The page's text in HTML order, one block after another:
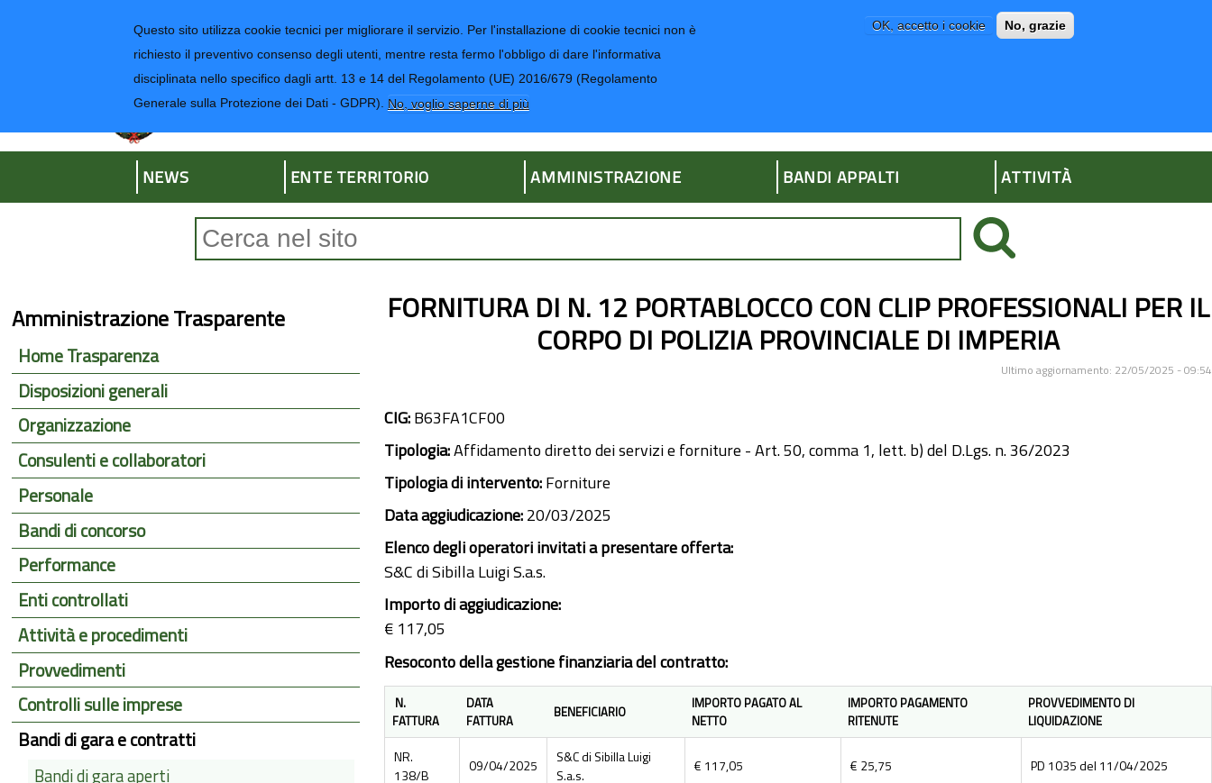
Questo sito utilizza cookie tecnici per migliorare il servizio. Per l'installazione di cookie tecnici non è
richiesto il preventivo consenso degli utenti, mentre resta fermo l'obbligo di dare l'informativa
disciplinata nello specifico dagli artt. 13 e 14 del Regolamento (UE) 2016/679 (Regolamento
Generale sulla Protezione dei Dati - GDPR). No, voglio saperne di più
OK, accetto i cookie No, grazie
Regione Liguria
Provincia di Imperia
NEWS ENTE TERRITORIO AMMINISTRAZIONE BANDI APPALTI ATTIVITÀ
FORNITURA DI N. 12 PORTABLOCCO CON CLIP PROFESSIONALI PER IL
CORPO DI POLIZIA PROVINCIALE DI IMPERIA
Ultimo aggiornamento: 22/05/2025 - 09:54
CIG:B63FA1CF00
Tipologia:Affidamento diretto dei servizi e forniture - Art. 50, comma 1, lett. b) del D.Lgs. n. 36/2023
Tipologia di intervento:Forniture
Data aggiudicazione:20/03/2025
Elenco degli operatori invitati a presentare offerta:
S&C di Sibilla Luigi S.a.s.
Importo di aggiudicazione:
€ 117,05
Resoconto della gestione finanziaria del contratto:
N.
FATTURA
DATA
FATTURA
BENEFICIARIO
IMPORTO PAGATO AL
NETTO
IMPORTO PAGAMENTO
RITENUTE
PROVVEDIMENTO DI
LIQUIDAZIONE
NR.
138/B
09/04/2025
S&C di Sibilla Luigi
S.a.s.
€ 117,05 € 25,75 PD 1035 del 11/04/2025
Amministrazione Trasparente
Home Trasparenza
Disposizioni generali
Organizzazione
Consulenti e collaboratori
Personale
Bandi di concorso
Performance
Enti controllati
Attività e procedimenti
Provvedimenti
Controlli sulle imprese
Bandi di gara e contratti
Bandi di gara aperti